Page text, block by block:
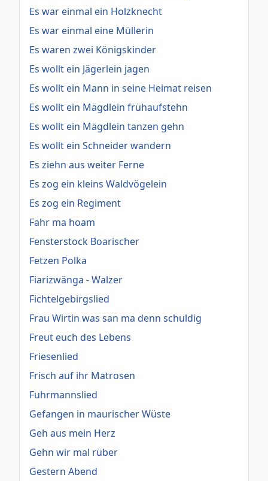
Es war einmal ein Holzknecht
Es war einmal eine Müllerin
Es waren zwei Königskinder
Es wollt ein Jägerlein jagen
Es wollt ein Mann in seine Heimat reisen
Es wollt ein Mägdlein frühaufstehn
Es wollt ein Mägdlein tanzen gehn
Es wollt ein Schneider wandern
Es ziehn aus weiter Ferne
Es zog ein kleins Waldvögelein
Es zog ein Regiment
Fahr ma hoam
Fensterstock Boarischer
Fetzen Polka
Fiarizwänga - Walzer
Fichtelgebirgslied
Frau Wirtin was san ma denn schuldig
Freut euch des Lebens
Friesenlied
Frisch auf ihr Matrosen
Fuhrmannslied
Gefangen in maurischer Wüste
Geh aus mein Herz
Gehn wir mal rüber
Gestern Abend